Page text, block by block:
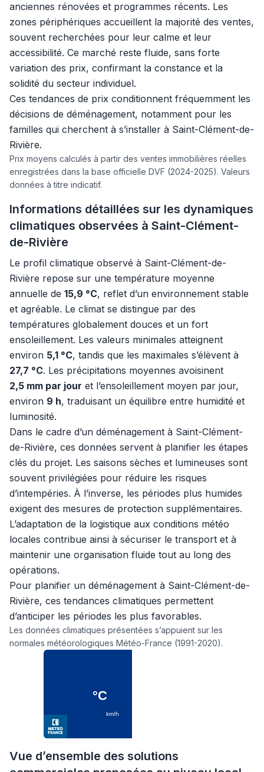
anciennes rénovées et programmes récents. Les
zones périphériques accueillent la majorité des ventes,
souvent recherchées pour leur calme et leur
accessibilité. Ce marché reste fluide, sans forte
variation des prix, confirmant la constance et la
solidité du secteur individuel.
Ces tendances de prix conditionnent fréquemment les
décisions de déménagement, notamment pour les
familles qui cherchent à s’installer à Saint-Clément-de-
Rivière.
Prix moyens calculés à partir des ventes immobilières réelles
enregistrées dans la base officielle DVF (2024-2025). Valeurs
données à titre indicatif.
Informations détaillées sur les dynamiques
climatiques observées à Saint-Clément-
de-Rivière
Le profil climatique observé à Saint-Clément-de-
Rivière repose sur une température moyenne
annuelle de 15,9 °C, reflet d’un environnement stable
et agréable. Le climat se distingue par des
températures globalement douces et un fort
ensoleillement. Les valeurs minimales atteignent
environ 5,1 °C, tandis que les maximales s’élèvent à
27,7 °C. Les précipitations moyennes avoisinent
2,5 mm par jour et l’ensoleillement moyen par jour,
environ 9 h, traduisant un équilibre entre humidité et
luminosité.
Dans le cadre d’un déménagement à Saint-Clément-
de-Rivière, ces données servent à planifier les étapes
clés du projet. Les saisons sèches et lumineuses sont
souvent privilégiées pour réduire les risques
d’intempéries. À l’inverse, les périodes plus humides
exigent des mesures de protection supplémentaires.
L’adaptation de la logistique aux conditions météo
locales contribue ainsi à sécuriser le transport et à
maintenir une organisation fluide tout au long des
opérations.
Pour planifier un déménagement à Saint-Clément-de-
Rivière, ces tendances climatiques permettent
d’anticiper les périodes les plus favorables.
Les données climatiques présentées s’appuient sur les
normales météorologiques Météo-France (1991-2020).
Vue d’ensemble des solutions